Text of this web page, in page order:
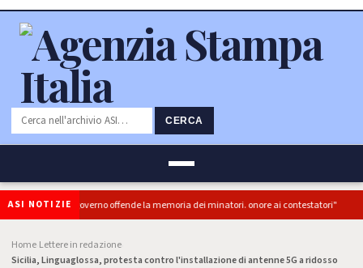
CERCA
ASI NOTIZIEdel governo offende la memoria dei minatori. onore ai contestatori"
Home Lettere in redazione
Sicilia, Linguaglossa, protesta contro l'installazione di antenne 5G a ridosso